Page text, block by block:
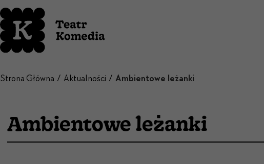
Strona Główna Aktualności Ambientowe leżanki
Ambientowe leżanki